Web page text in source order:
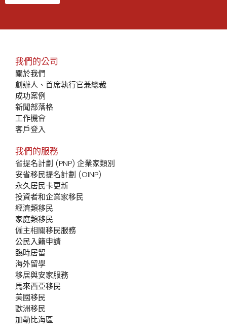
我們的公司
關於我們
創辦人、首席執行官兼總裁
成功案例
新聞部落格
工作機會
客戶登入
我們的服務
省提名計劃 (PNP) 企業家類別
安省移民提名計劃 (OINP)
永久居民卡更新
投資者和企業家移民
經濟類移民
家庭類移民
僱主相關移民服務
公民入籍申請
臨時居留
海外留學
移居與安家服務
馬來西亞移民
美國移民
歐洲移民
加勒比海區